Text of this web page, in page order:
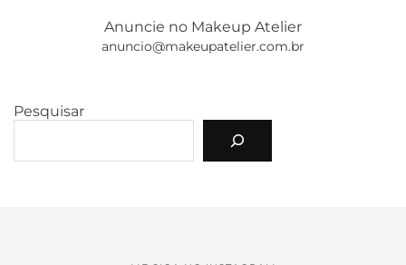
Anuncie no Makeup Atelier
anuncio@makeupatelier.com.br
Pesquisar